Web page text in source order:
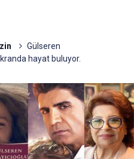
Gülseren
hayat buluyor.